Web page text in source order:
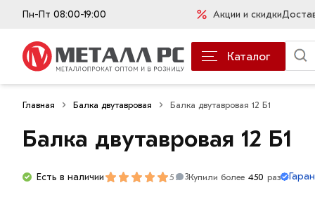
Пн-Пт 08:00-19:00 Акции и скидки
Каталог
Главная Балка двутавровая Балка двутавровая 12 Б1
Балка двутавровая 12 Б1
Есть в наличии 5 3Купили более 450 раз